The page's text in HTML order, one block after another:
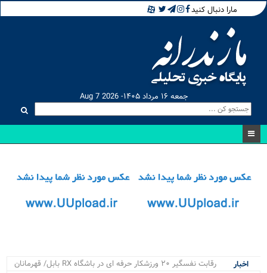
مارا دنبال کنید
جمعه ۱۶ مرداد ۱۴۰۵- Aug 7 2026
اخبار
۴_